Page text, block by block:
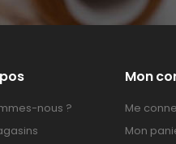
nous ?
Mon
Me
Mon